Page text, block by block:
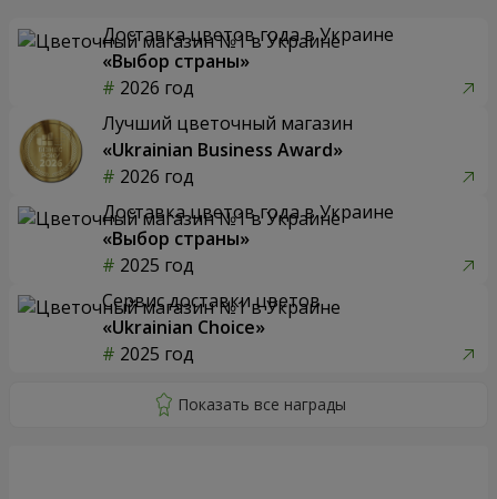
Доставка цветов года в Украине
«Выбор страны»
2026 год
Лучший цветочный магазин
«Ukrainian Business Award»
2026 год
Доставка цветов года в Украине
«Выбор страны»
2025 год
Сервис доставки цветов
«Ukrainian Choice»
2025 год